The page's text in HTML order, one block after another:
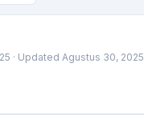
· Updated Agustus 30, 2025